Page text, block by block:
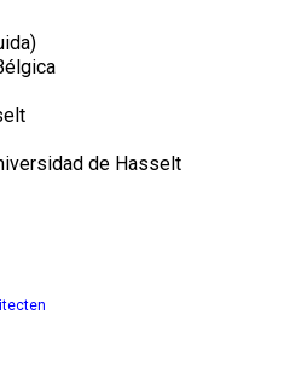
de Hasselt